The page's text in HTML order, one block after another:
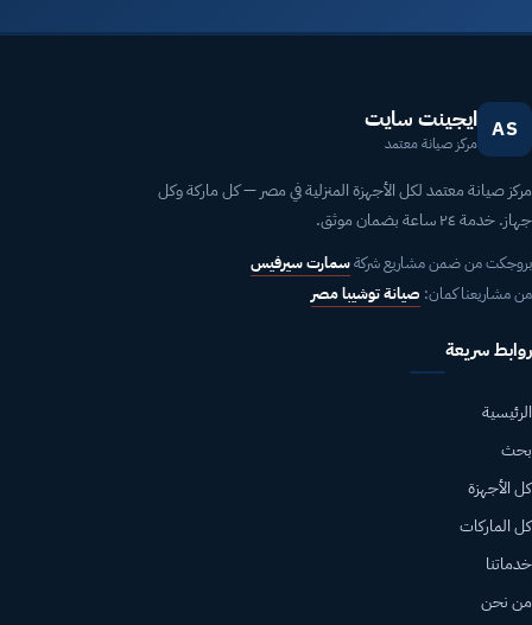
AS ايجينت سايت
مركز صيانة معتمد
مركز صيانة معتمد لكل الأجهزة المنزلية في مصر — كل ماركة وكل
جهاز. خدمة ٢٤ ساعة بضمان موثق.
بروجكت من ضمن مشاريع شركةسمارت سيرفيس
من مشاريعنا كمان: صيانة توشيبا مصر
روابط سريعة
الرئيسية
بحث
كل الأجهزة
كل الماركات
خدماتنا
من نحن